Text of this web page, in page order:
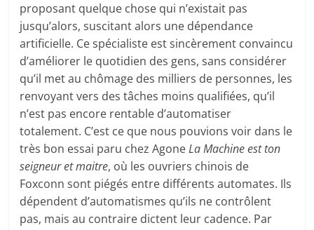
proposant quelque chose qui n’existait pas
jusqu’alors, suscitant alors une dépendance
artificielle. Ce spécialiste est sincèrement convaincu
d’améliorer le quotidien des gens, sans considérer
qu’il met au chômage des milliers de personnes, les
renvoyant vers des tâches moins qualifiées, qu’il
n’est pas encore rentable d’automatiser
totalement. C’est ce que nous pouvions voir dans le
très bon essai paru chez AgoneLa Machine est ton
seigneur et maitre, où les ouvriers chinois de
Foxconn sont piégés entre différents automates. Ils
dépendent d’automatismes qu’ils ne contrôlent
pas, mais au contraire dictent leur cadence. Par